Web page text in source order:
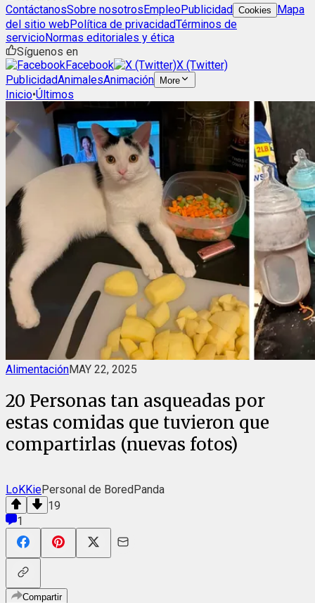
ContáctanosSobre nosotrosEmpleoPublicidad Cookies
Mapa
del sitio webPolítica de privacidadTérminos de
servicioNormas editoriales y ética
Síguenos en
Facebook
X (Twitter)
PublicidadAnimalesAnimación More
Inicio•Últimos
AlimentaciónMAY 22, 2025
20 Personas tan asqueadas por
estas comidas que tuvieron que
compartirlas (nuevas fotos)
LoKKiePersonal de BoredPanda
19
1
Compartir